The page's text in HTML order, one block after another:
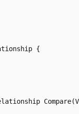
{